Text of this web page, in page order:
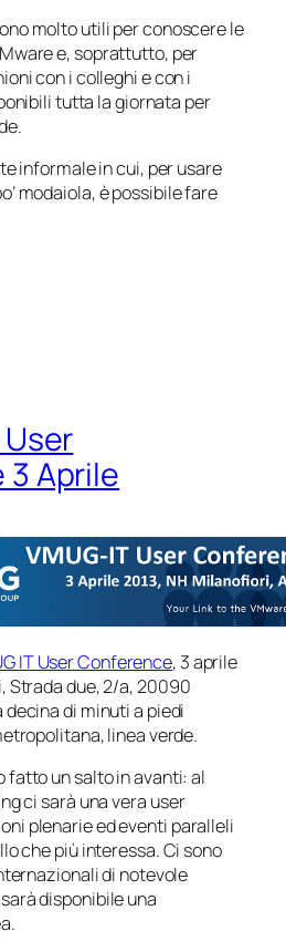
molto utili per conoscere le
e, soprattutto, per
con i colleghi e con i
tutta la giornata per
informale in cui, per usare
modaiola, è possibilefare
Aprile
IT User Conference, 3 aprile
Strada due, 2/a, 20090
decina di minuti a piedi
linea verde.
fatto un salto in avanti: al
ci sarà una vera user
plenarie ed eventi paralleli
che più interessa. Ci sono
di notevole
sarà disponibile una